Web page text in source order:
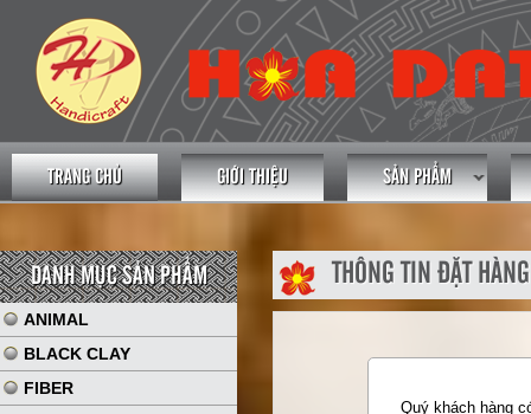
TRANG CHỦ GIỚI THIỆU SẢN PHẨM
DANH MỤC SẢN PHẨM
ANIMAL
BLACK CLAY
FIBER
THÔNG TIN ĐẶT HÀNG
Quý khách hàng